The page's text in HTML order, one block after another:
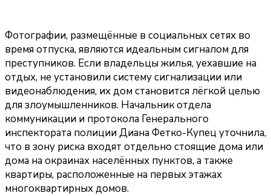
Фотографии, размещённые в социальных сетях во
время отпуска, являются идеальным сигналом для
преступников. Если владельцы жилья, уехавшие на
отдых, не установили систему сигнализации или
видеонаблюдения, их дом становится лёгкой целью
для злоумышленников. Начальник отдела
коммуникации и протокола Генерального
инспектората полиции Диана Фетко-Купец уточнила,
что в зону риска входят отдельно стоящие дома или
дома на окраинах населённых пунктов, а также
квартиры, расположенные на первых этажах
многоквартирных домов.